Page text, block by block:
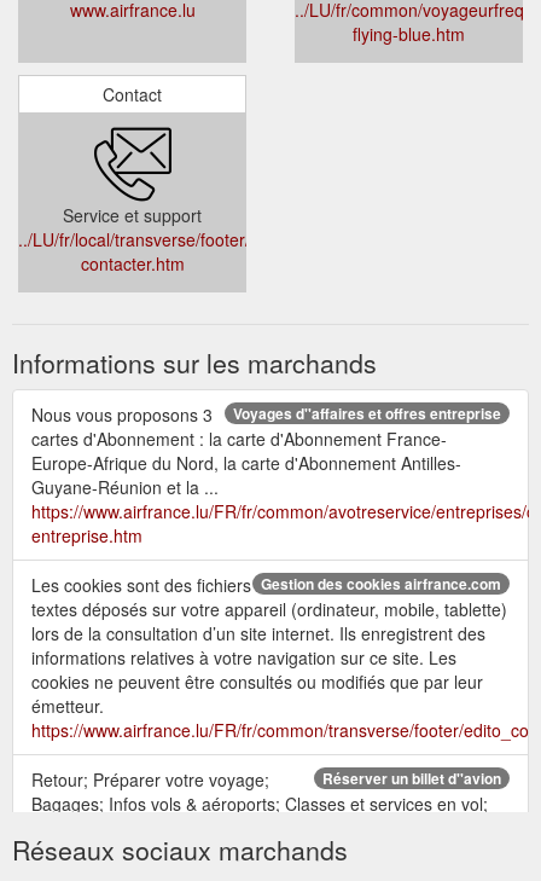
www.airfrance.lu
../LU/fr/common/
flying-blue.htm
Contact
Service et support
../LU/fr/local/transverse/footer/nous-
contacter.htm
Informations sur les marchands
Voyages d''affaires et offres entreprise
Nous vous proposons 3
cartes d'Abonnement : la carte d'Abonnement France-
Europe-Afrique du Nord, la carte d'Abonnement Antilles-
Guyane-Réunion et la ...
https://www.airfrance.lu/FR/fr/common/avotreservice/entreprises/
entreprise.htm
Gestion des cookies airfrance.com
Les cookies sont des fichiers
textes déposés sur votre appareil (ordinateur, mobile, tablette)
lors de la consultation d’un site internet. Ils enregistrent des
informations relatives à votre navigation sur ce site. Les
cookies ne peuvent être consultés ou modifiés que par leur
émetteur.
https://www.airfrance.lu/FR/fr/common/transverse/footer/
Réserver un billet d''avion
Retour; Préparer votre voyage;
Bagages; Infos vols & aéroports; Classes et services en vol;
voyage Travel By Air France
Réseaux sociaux marchands